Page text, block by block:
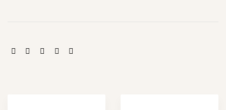
SHARE: